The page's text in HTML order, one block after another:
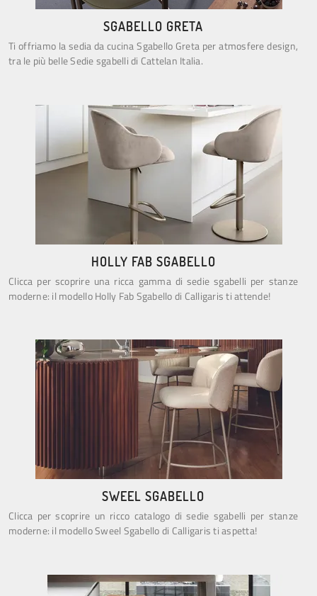
SGABELLO GRETA
Ti offriamo la sedia da cucina Sgabello Greta per atmosfere design,
tra le più belle Sedie sgabelli di Cattelan Italia.
HOLLY FAB SGABELLO
Clicca per scoprire una ricca gamma di sedie sgabelli per stanze
moderne: il modello Holly Fab Sgabello di Calligaris ti attende!
SWEEL SGABELLO
Clicca per scoprire un ricco catalogo di sedie sgabelli per stanze
moderne: il modello Sweel Sgabello di Calligaris ti aspetta!